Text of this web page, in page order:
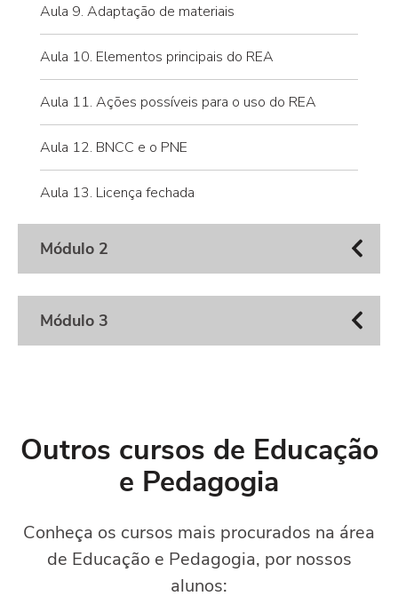
Aula 9. Adaptação de materiais
Aula 10. Elementos principais do REA
Aula 11. Ações possíveis para o uso do REA
Aula 12. BNCC e o PNE
Aula 13. Licença fechada
Módulo 2
Módulo 3
Outros cursos de Educação
e Pedagogia
Conheça os cursos mais procurados na área
de Educação e Pedagogia, por nossos
alunos: